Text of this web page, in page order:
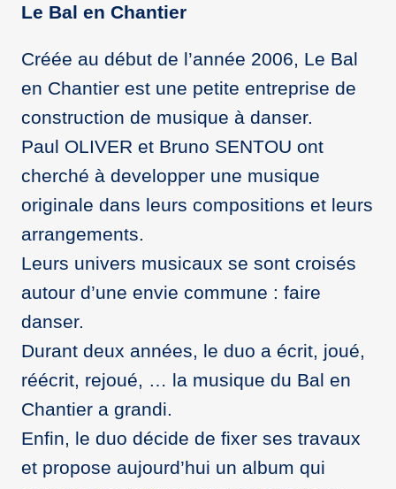
Le Bal en Chantier
Créée au début de l’année 2006, Le Bal
en Chantier est une petite entreprise de
construction de musique à danser.
Paul OLIVER et Bruno SENTOU ont
cherché à developper une musique
originale dans leurs compositions et leurs
arrangements.
Leurs univers musicaux se sont croisés
autour d’une envie commune : faire
danser.
Durant deux années, le duo a écrit, joué,
réécrit, rejoué, … la musique du Bal en
Chantier a grandi.
Enfin, le duo décide de fixer ses travaux
et propose aujourd’hui un album qui